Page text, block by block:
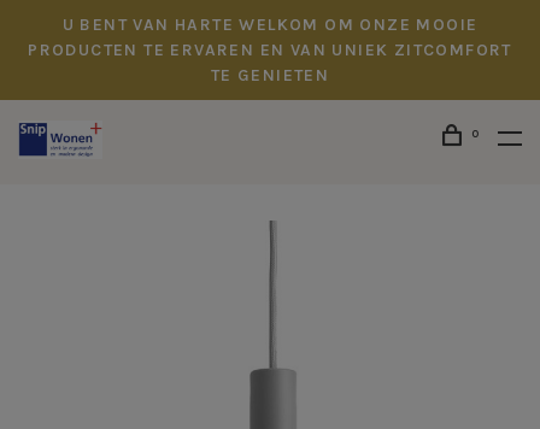
U BENT VAN HARTE WELKOM OM ONZE MOOIE
PRODUCTEN TE ERVAREN EN VAN UNIEK ZITCOMFORT
TE GENIETEN
0